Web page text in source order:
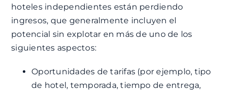
hoteles independientes están perdiendo
ingresos, que generalmente incluyen el
potencial sin explotar en más de uno de los
siguientes aspectos:
Oportunidades de tarifas (por ejemplo, tipo
de hotel, temporada, tiempo de entrega,